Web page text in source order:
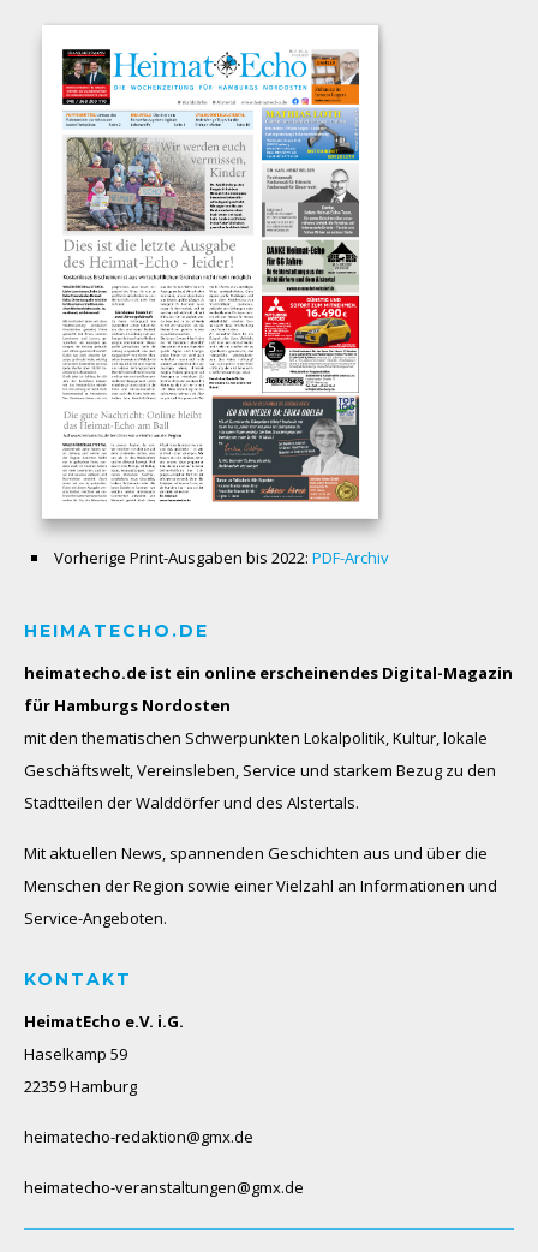
Vorherige Print-Ausgaben bis 2022: PDF-Archiv
HEIMATECHO.DE
heimatecho.de ist ein online erscheinendes Digital-Magazin
für Hamburgs Nordosten
mit den thematischen Schwerpunkten Lokalpolitik, Kultur, lokale
Geschäftswelt, Vereinsleben, Service und starkem Bezug zu den
Stadtteilen der Walddörfer und des Alstertals.
Mit aktuellen News, spannenden Geschichten aus und über die
Menschen der Region sowie einer Vielzahl an Informationen und
Service-Angeboten.
KONTAKT
HeimatEcho e.V. i.G.
Haselkamp 59
22359 Hamburg
heimatecho-redaktion@gmx.de
heimatecho-veranstaltungen@gmx.de